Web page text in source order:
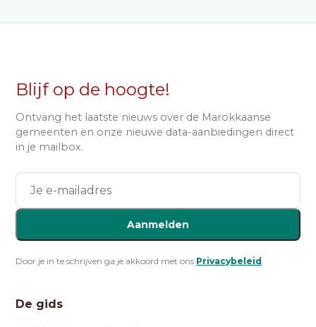
Blijf op de hoogte!
Ontvang het laatste nieuws over de Marokkaanse
gemeenten en onze nieuwe data-aanbiedingen direct
in je mailbox.
Aanmelden
Door je in te schrijven ga je akkoord met ons Privacybeleid .
De gids